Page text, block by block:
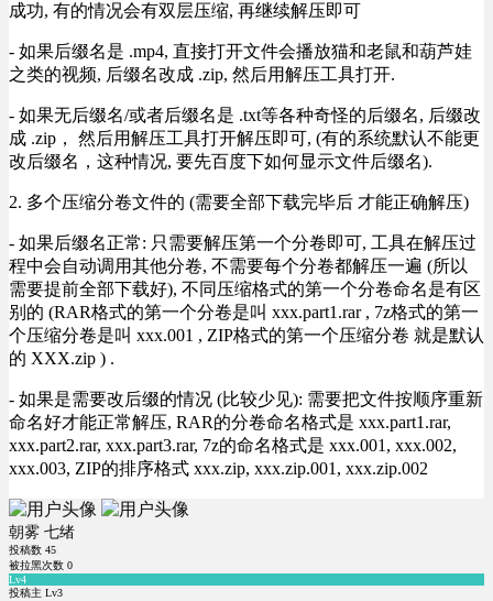
成功, 有的情况会有双层压缩, 再继续解压即可
- 如果后缀名是 .mp4, 直接打开文件会播放猫和老鼠和葫芦娃
之类的视频, 后缀名改成 .zip, 然后用解压工具打开.
- 如果无后缀名/或者后缀名是 .txt等各种奇怪的后缀名, 后缀改
成 .zip， 然后用解压工具打开解压即可, (有的系统默认不能更
改后缀名，这种情况, 要先百度下如何显示文件后缀名).
2. 多个压缩分卷文件的 (需要全部下载完毕后 才能正确解压)
- 如果后缀名正常: 只需要解压第一个分卷即可, 工具在解压过
程中会自动调用其他分卷, 不需要每个分卷都解压一遍 (所以
需要提前全部下载好), 不同压缩格式的第一个分卷命名是有区
别的 (RAR格式的第一个分卷是叫 xxx.part1.rar , 7z格式的第一
个压缩分卷是叫 xxx.001 , ZIP格式的第一个压缩分卷 就是默认
的 XXX.zip ) .
- 如果是需要改后缀的情况 (比较少见): 需要把文件按顺序重新
命名好才能正常解压, RAR的分卷命名格式是 xxx.part1.rar,
xxx.part2.rar, xxx.part3.rar, 7z的命名格式是 xxx.001, xxx.002,
xxx.003, ZIP的排序格式 xxx.zip, xxx.zip.001, xxx.zip.002
朝雾 七绪
投稿数 45
被拉黑次数 0
Lv4
投稿主 Lv3